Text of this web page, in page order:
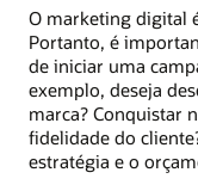
O marketing digital
Portanto, é
de iniciar uma
exemplo, deseja
marca? Conquistar
fidelidade do
estratégia e o